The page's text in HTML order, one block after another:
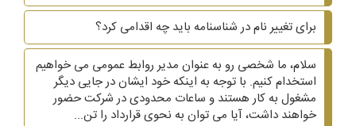
برای تغییر نام در شناسنامه باید چه اقدامی کرد؟
سلام، ما شخصی رو به عنوان مدیر روابط عمومی می خواهیم
استخدام کنیم. با توجه به اینکه خود ایشان در جایی دیگر
مشغول به کار هستند و ساعات محدودی در شرکت حضور
خواهند داشت، آیا می توان به نحوی قرارداد را تن...